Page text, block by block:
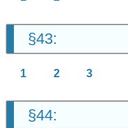
§43:
1 2 3
§44: